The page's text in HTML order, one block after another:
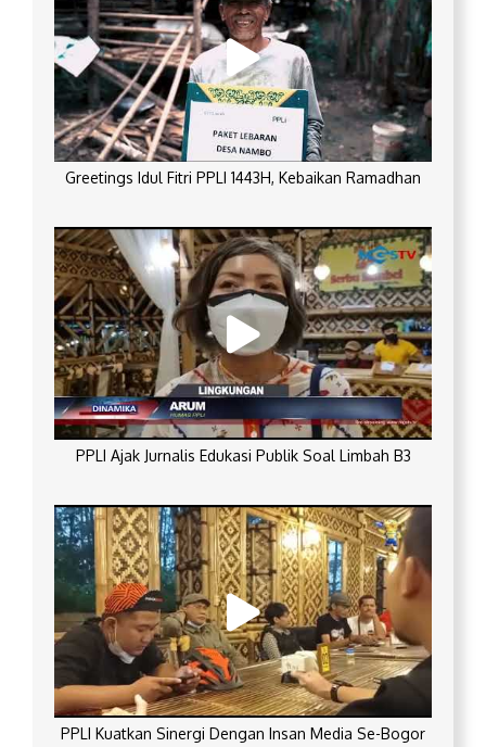
Greetings Idul Fitri PPLI 1443H, Kebaikan Ramadhan
PPLI Ajak Jurnalis Edukasi Publik Soal Limbah B3
PPLI Kuatkan Sinergi Dengan Insan Media Se-Bogor